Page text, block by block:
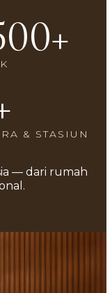
+
& STASIUN
— dari rumah